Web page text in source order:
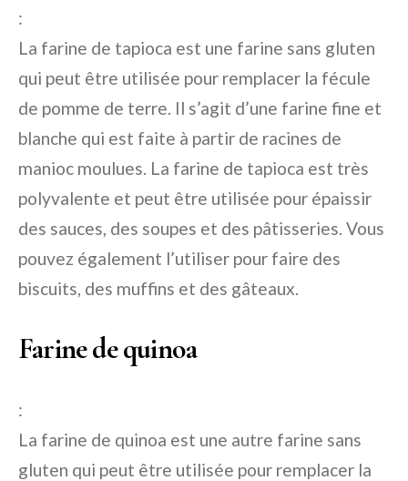
:
La farine de tapioca est une farine sans gluten
qui peut être utilisée pour remplacer la fécule
de pomme de terre. Il s’agit d’une farine fine et
blanche qui est faite à partir de racines de
manioc moulues. La farine de tapioca est très
polyvalente et peut être utilisée pour épaissir
des sauces, des soupes et des pâtisseries. Vous
pouvez également l’utiliser pour faire des
biscuits, des muffins et des gâteaux.
Farine de quinoa
:
La farine de quinoa est une autre farine sans
gluten qui peut être utilisée pour remplacer la